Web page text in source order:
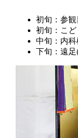
初旬：参観
初旬：こど
中旬：内
下旬：遠